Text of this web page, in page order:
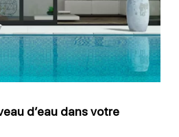
d’eau dans votre